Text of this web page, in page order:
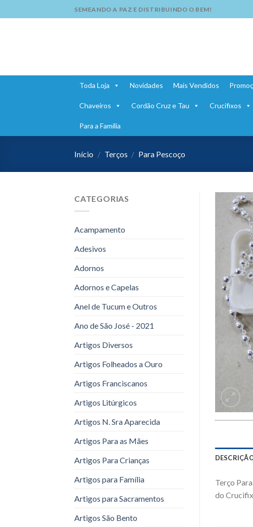
to
SEMEANDO A PAZ E DISTRIBUINDO O BEM!
Toda Loja Novidades Mais Vendidos
Chaveiros Cordão Cruz e Tau Crucifixos
Para a Família
Início / Terços / Para Pescoço
CATEGORIAS
Acampamento
Adesivos
Adornos
Adornos e Capelas
Anel de Tucum e Outros
Ano de São José - 2021
Artigos Diversos
Artigos Folheados a Ouro
Artigos Franciscanos
Artigos Litúrgicos
Artigos N. Sra Aparecida
Artigos Para as Mães
Artigos Para Crianças
Artigos para Família
Artigos para Sacramentos
Artigos São Bento
Terço
do